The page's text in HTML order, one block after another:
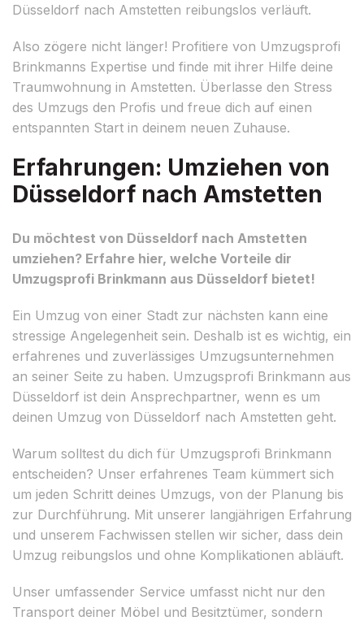
Düsseldorf nach Amstetten reibungslos verläuft.
Also zögere nicht länger! Profitiere von Umzugsprofi
Brinkmanns Expertise und finde mit ihrer Hilfe deine
Traumwohnung in Amstetten. Überlasse den Stress
des Umzugs den Profis und freue dich auf einen
entspannten Start in deinem neuen Zuhause.
Erfahrungen: Umziehen von
Düsseldorf nach Amstetten
Du möchtest von Düsseldorf nach Amstetten
umziehen? Erfahre hier, welche Vorteile dir
Umzugsprofi Brinkmann aus Düsseldorf bietet!
Ein Umzug von einer Stadt zur nächsten kann eine
stressige Angelegenheit sein. Deshalb ist es wichtig, ein
erfahrenes und zuverlässiges Umzugsunternehmen
an seiner Seite zu haben. Umzugsprofi Brinkmann aus
Düsseldorf ist dein Ansprechpartner, wenn es um
deinen Umzug von Düsseldorf nach Amstetten geht.
Warum solltest du dich für Umzugsprofi Brinkmann
entscheiden? Unser erfahrenes Team kümmert sich
um jeden Schritt deines Umzugs, von der Planung bis
zur Durchführung. Mit unserer langjährigen Erfahrung
und unserem Fachwissen stellen wir sicher, dass dein
Umzug reibungslos und ohne Komplikationen abläuft.
Unser umfassender Service umfasst nicht nur den
Transport deiner Möbel und Besitztümer, sondern